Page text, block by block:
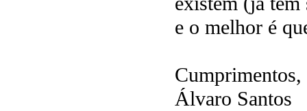
e o melhor é
Cumprimentos,
Álvaro Santos